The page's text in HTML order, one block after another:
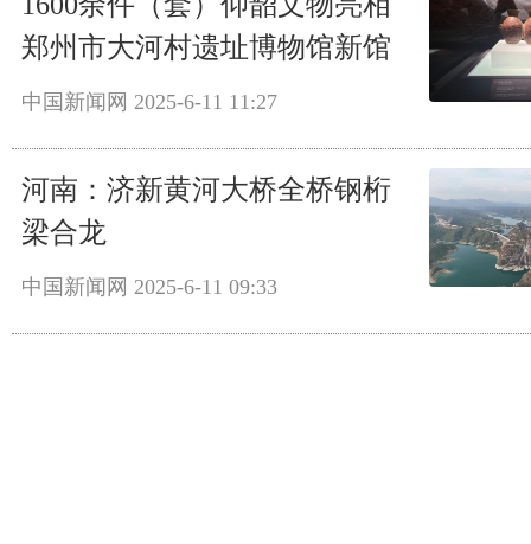
郑州市大河村遗址博物馆新馆
中国新闻网 2025-6-11 11:27
河南：济新黄河大桥全桥钢桁
梁合龙
中国新闻网 2025-6-11 09:33